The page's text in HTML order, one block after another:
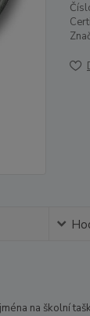
na školní